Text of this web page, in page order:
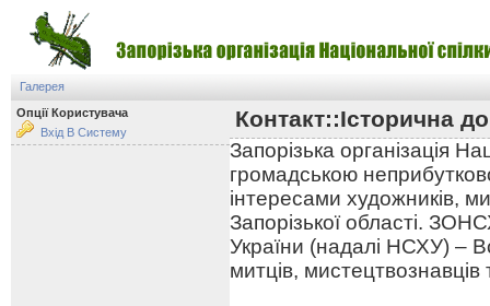
Галерея
Опції Користувача
Вхід В Систему
Контакт::Історична
Запорізька організація
громадською
інтересами художників,
Запорізької області.
України (надалі НСХУ) –
митців,